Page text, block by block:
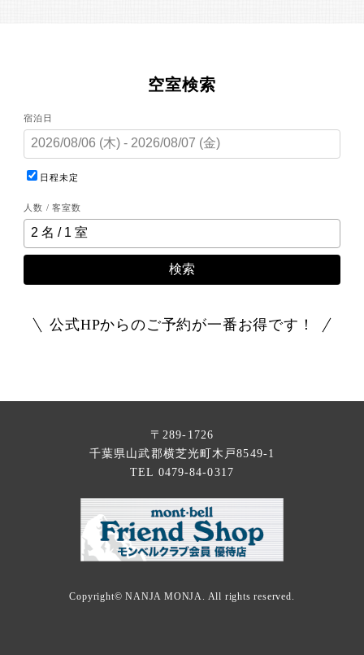
空室検索
宿泊日
日程未定
人数 / 客室数
検索
公式HPからのご予約が一番お得です！
〒289-1726
千葉県山武郡横芝光町木戸8549-1
TEL 0479-84-0317
Copyright©NANJA MONJA. All rights reserved.